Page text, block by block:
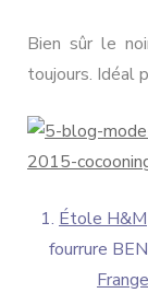
Bien sûr le
toujours. Idéal
1. Étole H&M
fourrure